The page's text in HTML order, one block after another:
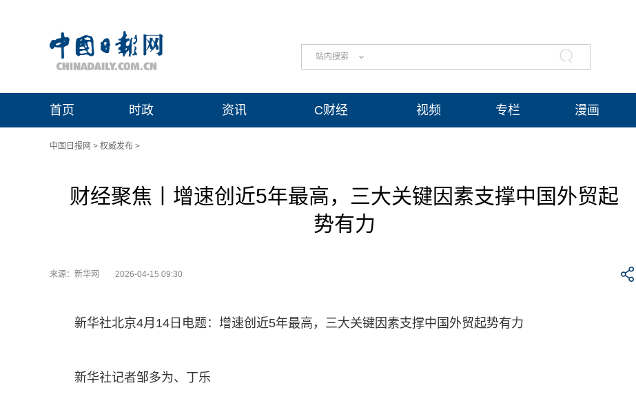
站内搜索
首页 时政 资讯 C财经 视频 专栏 漫画
中国日报网 > 权威发布 >
财经聚焦丨增速创近5年最高，三大关键因素支撑中国外贸起
势有力
来源：新华网 2026-04-15 09:30
新华社北京4月14日电题：增速创近5年最高，三大关键因素支撑中国外贸起势有力
新华社记者邹多为、丁乐